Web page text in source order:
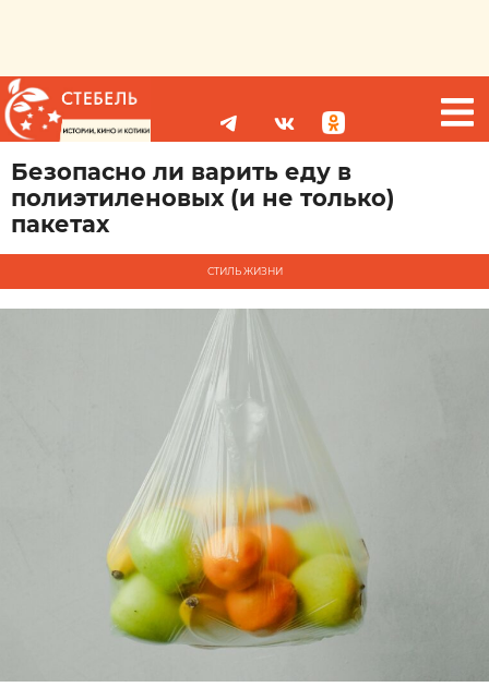
Безопасно ли варить еду в
полиэтиленовых (и не только)
пакетах
СТИЛЬ ЖИЗНИ